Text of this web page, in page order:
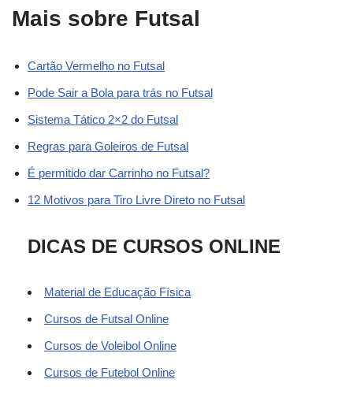
Mais sobre Futsal
Cartão Vermelho no Futsal
Pode Sair a Bola para trás no Futsal
Sistema Tático 2×2 do Futsal
Regras para Goleiros de Futsal
É permitido dar Carrinho no Futsal?
12 Motivos para Tiro Livre Direto no Futsal
DICAS DE CURSOS ONLINE
Material de Educação Física
Cursos de Futsal Online
Cursos de Voleibol Online
Cursos de Futebol Online